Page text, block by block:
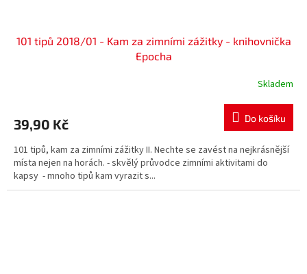
101 tipů 2018/01 - Kam za zimními zážitky - knihovnička
Epocha
Skladem
39,90 Kč Do košíku
101 tipů, kam za zimními zážitky II. Nechte se zavést na nejkrásnější
místa nejen na horách. - skvělý průvodce zimními aktivitami do
kapsy - mnoho tipů kam vyrazit s...